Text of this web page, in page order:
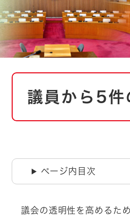
ボラン
本
議員から5件
ページ内目次
議会の透明性を高めるた